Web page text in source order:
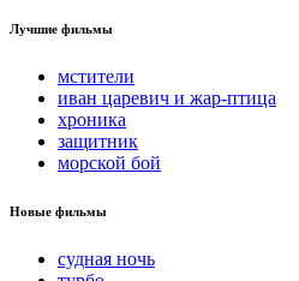
Лучшие фильмы
мстители
иван царевич и жар-птица
хроника
защитник
морской бой
Новые фильмы
судная ночь